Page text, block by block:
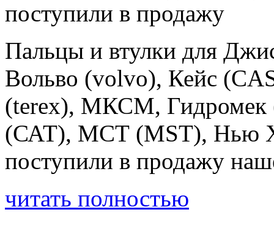
Пальцы и втулки для
Вольво (volvo), Кейс
(terex), МКСМ, Гидромек
(САТ), МСТ (MST), Нью
поступили в продажу
читать полностью